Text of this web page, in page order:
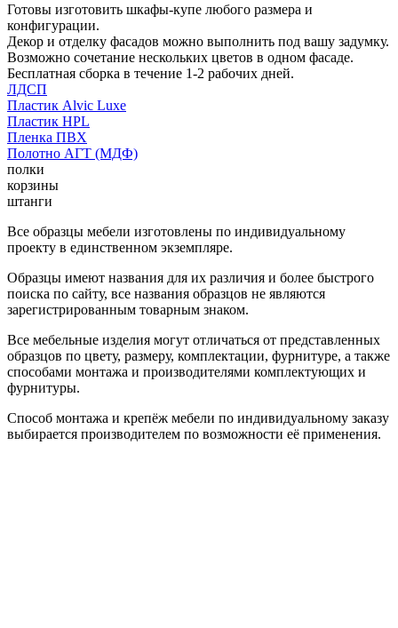
Готовы изготовить шкафы-купе любого размера и
конфигурации.
Декор и отделку фасадов можно выполнить под вашу задумку.
Возможно сочетание нескольких цветов в одном фасаде.
Бесплатная сборка в течение 1-2 рабочих дней.
ЛДСП
Пластик Alvic Luxe
Пластик HPL
Пленка ПВХ
Полотно АГТ (МДФ)
полки
корзины
штанги
Все образцы мебели изготовлены по индивидуальному
проекту в единственном экземпляре.
Образцы имеют названия для их различия и более быстрого
поиска по сайту, все названия образцов не являются
зарегистрированным товарным знаком.
Все мебельные изделия могут отличаться от представленных
образцов по цвету, размеру, комплектации, фурнитуре, а также
способами монтажа и производителями комплектующих и
фурнитуры.
Способ монтажа и крепёж мебели по индивидуальному заказу
выбирается производителем по возможности её применения.